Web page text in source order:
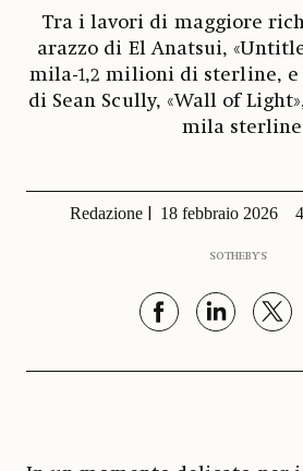
Tra i lavori di maggiore
arazzo di El Anatsui,
mila-1,2 milioni di sterline,
di Sean Scully, «Wall of
mila
Redazione 18 febbraio 2026
SOTHEBY'S